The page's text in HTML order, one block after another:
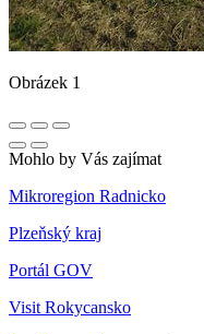
Obrázek 1
Mohlo by Vás zajímat
Mikroregion Radnicko
Plzeňský kraj
Portál GOV
Visit Rokycansko